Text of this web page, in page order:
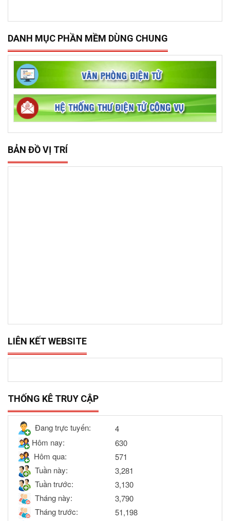
DANH MỤC PHẦN MỀM DÙNG CHUNG
BẢN ĐỒ VỊ TRÍ
LIÊN KẾT WEBSITE
THỐNG KÊ TRUY CẬP
Đang trực tuyến:
4
Hôm nay:
630
Hôm qua:
571
Tuần này:
3,281
Tuần trước:
3,130
Tháng này:
3,790
Tháng trước:
51,198